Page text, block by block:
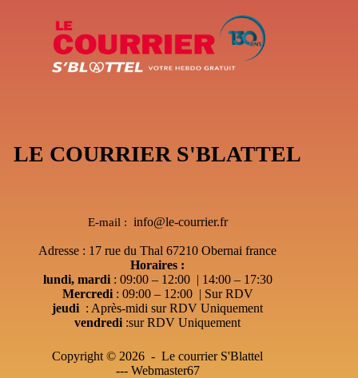
LE COURRIER S'BLATTEL
E-mail : info@le-courrier.fr
Adresse : 17 rue du Thal 67210 Obernai france
Horaires :
lundi, mardi: 09:00 – 12:00 | 14:00 – 17:30
Mercredi: 09:00 – 12:00 | Sur RDV
jeudi : Après-midi sur RDV Uniquement
vendredi :sur RDV Uniquement
Copyright © 2026 - Le courrier S'Blattel
--- Webmaster67